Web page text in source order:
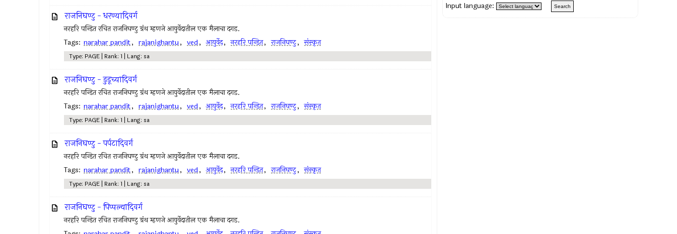
राजनिघण्टु - धरण्यादिवर्ग
नरहरि पन्डित रचित राजनिघण्टु ग्रंथ म्हणजे आयुर्वेदातील एक मैलाचा दगड.
Tags: narahar pandit, rajanighantu, ved, आयुर्वेद, नरहरि पन्डित, राजनिघण्टु, संस्कृत
Type: PAGE | Rank: 1 | Lang: sa
राजनिघण्टु - ङुडूच्यादिवर्ग
नरहरि पन्डित रचित राजनिघण्टु ग्रंथ म्हणजे आयुर्वेदातील एक मैलाचा दगड.
Tags: narahar pandit, rajanighantu, ved, आयुर्वेद, नरहरि पन्डित, राजनिघण्टु, संस्कृत
Type: PAGE | Rank: 1 | Lang: sa
राजनिघण्टु - पर्पटादिवर्ग
नरहरि पन्डित रचित राजनिघण्टु ग्रंथ म्हणजे आयुर्वेदातील एक मैलाचा दगड.
Tags: narahar pandit, rajanighantu, ved, आयुर्वेद, नरहरि पन्डित, राजनिघण्टु, संस्कृत
Type: PAGE | Rank: 1 | Lang: sa
राजनिघण्टु - पिप्पल्यादिवर्ग
नरहरि पन्डित रचित राजनिघण्टु ग्रंथ म्हणजे आयुर्वेदातील एक मैलाचा दगड.
Input language: